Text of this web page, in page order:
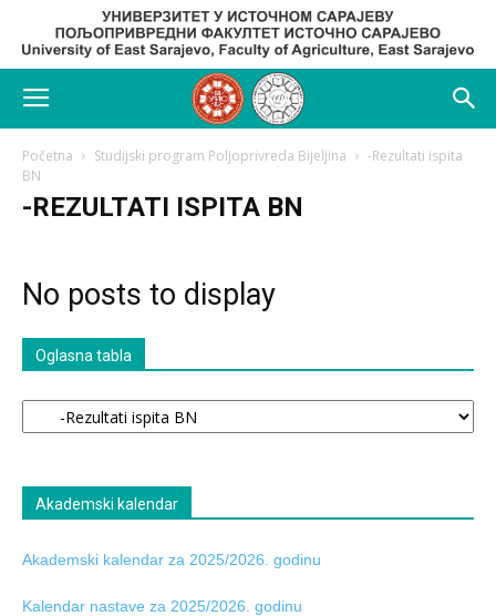
Početna Studijski program Poljoprivreda Bijeljina
-Rezultati ispita
BN
-REZULTATI ISPITA BN
No posts to display
Oglasna tabla
Oglasna
Akademski kalendar
Akademski kalendar za 2025/2026. godinu
Kalendar nastave za 2025/2026. godinu